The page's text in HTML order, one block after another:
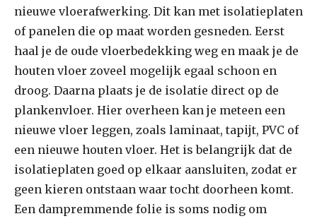
nieuwe vloerafwerking. Dit kan met isolatieplaten
of panelen die op maat worden gesneden. Eerst
haal je de oude vloerbedekking weg en maak je de
houten vloer zoveel mogelijk egaal schoon en
droog. Daarna plaats je de isolatie direct op de
plankenvloer. Hier overheen kan je meteen een
nieuwe vloer leggen, zoals laminaat, tapijt, PVC of
een nieuwe houten vloer. Het is belangrijk dat de
isolatieplaten goed op elkaar aansluiten, zodat er
geen kieren ontstaan waar tocht doorheen komt.
Een dampremmende folie is soms nodig om